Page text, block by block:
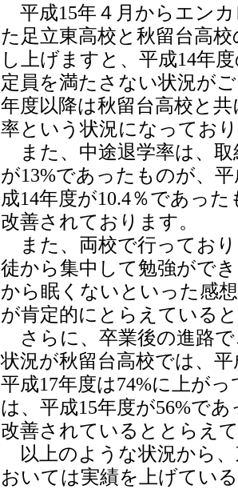
平成15年４月からエン
た足立東高校と秋留台高
し上げますと、平成14年
定員を満たさない状況が
年度以降は秋留台高校と
率という状況になってお
また、中途退学率は、取
が13%であったものが、
成14年度が10.4％であっ
改善されております。
また、両校で行ってお
徒から集中して勉強がで
から眠くないといった感
が肯定的にとらえている
さらに、卒業後の進路
状況が秋留台高校では、
平成17年度は74%に上が
は、平成15年度が56%で
改善されているととらえ
以上のような状況から
おいては実績を上げてい